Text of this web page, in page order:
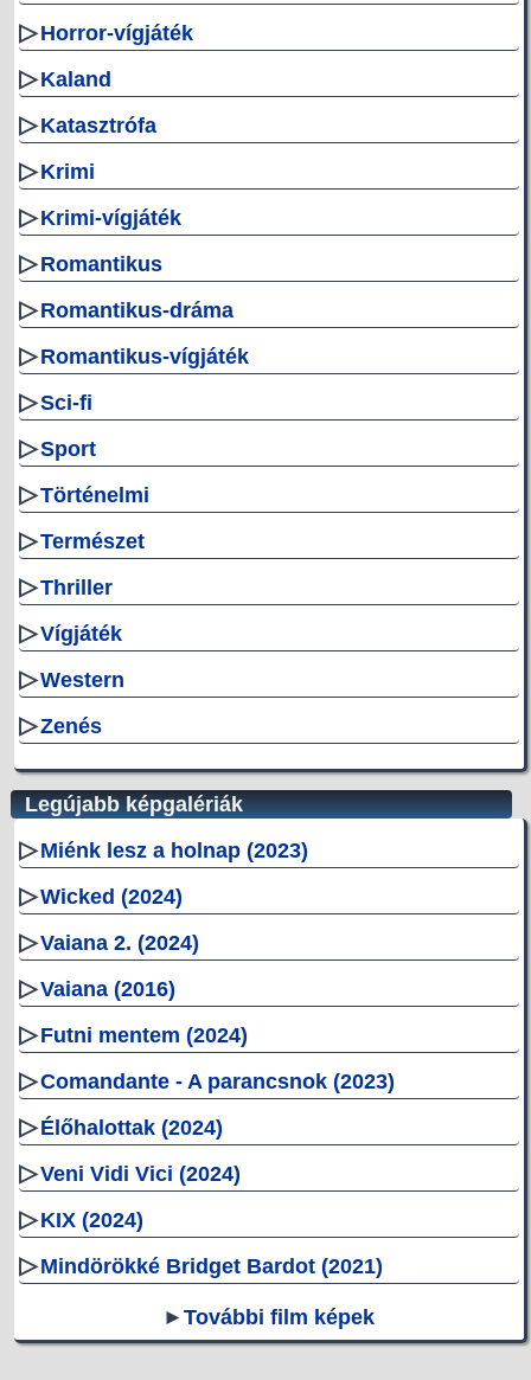
▷Horror-vígjáték
▷Kaland
▷Katasztrófa
▷Krimi
▷Krimi-vígjáték
▷Romantikus
▷Romantikus-dráma
▷Romantikus-vígjáték
▷Sci-fi
▷Sport
▷Történelmi
▷Természet
▷Thriller
▷Vígjáték
▷Western
▷Zenés
Legújabb képgalériák
▷Miénk lesz a holnap (2023)
▷Wicked (2024)
▷Vaiana 2. (2024)
▷Vaiana (2016)
▷Futni mentem (2024)
▷Comandante - A parancsnok (2023)
▷Élőhalottak (2024)
▷Veni Vidi Vici (2024)
▷KIX (2024)
▷Mindörökké Bridget Bardot (2021)
►További film képek